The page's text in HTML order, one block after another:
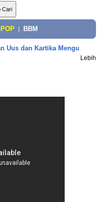
POP BBM
Uus dan Kartika Mengu
Lebih